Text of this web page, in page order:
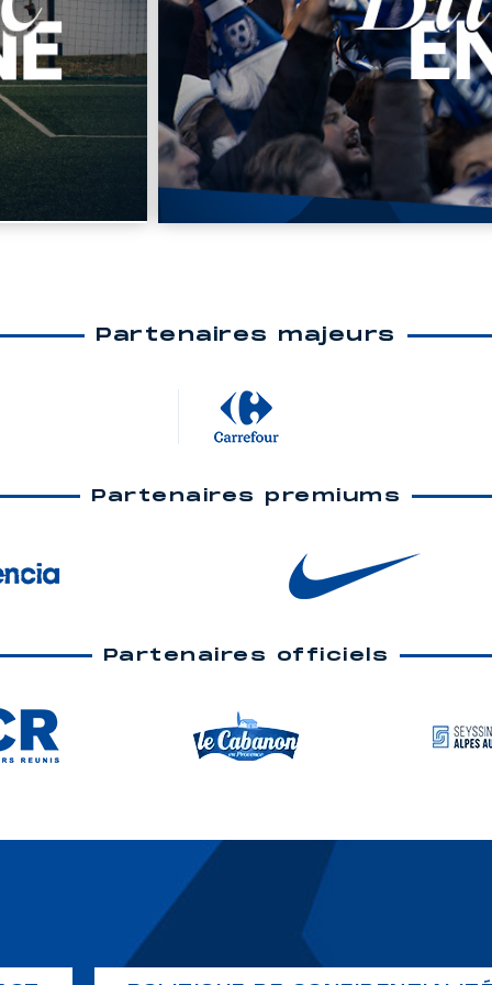
Partenaires majeurs
Partenaires premiums
Partenaires officiels